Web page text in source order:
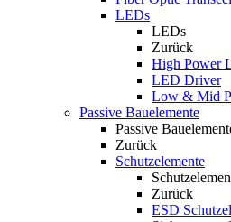
LEDs
LEDs
Zurück
High Power
LED Driver
Low & Mid
Passive Bauelemente
Passive
Zurück
Schutzelemente
Zurück
ESD